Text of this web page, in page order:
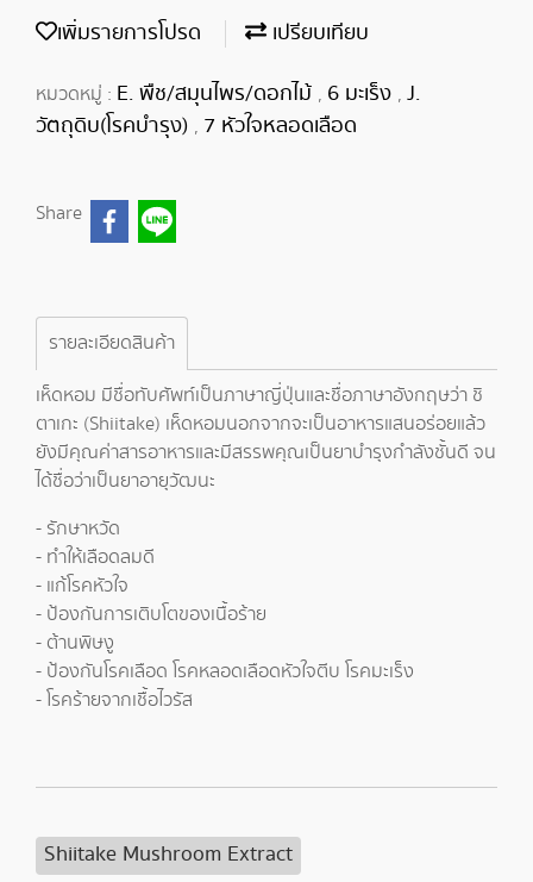
เพิ่มรายการโปรด เปรียบเทียบ
หมวดหมู่ : E. พืช/สมุนไพร/ดอกไม้ , 6 มะเร็ง , J.
วัตถุดิบ(โรคบำรุง) , 7 หัวใจหลอดเลือด
Share
รายละเอียดสินค้า
เห็ดหอม มีชื่อทับศัพท์เป็นภาษาญี่ปุ่นและชื่อภาษาอังกฤษว่า ชิ
ตาเกะ (Shiitake) เห็ดหอมนอกจากจะเป็นอาหารแสนอร่อยแล้ว
ยังมีคุณค่าสารอาหารและมีสรรพคุณเป็นยาบำรุงกำลังชั้นดี จน
ได้ชื่อว่าเป็นยาอายุวัฒนะ
- รักษาหวัด
- ทำให้เลือดลมดี
- แก้โรคหัวใจ
- ป้องกันการเติบโตของเนื้อร้าย
- ต้านพิษงู
- ป้องกันโรคเลือด โรคหลอดเลือดหัวใจตีบ โรคมะเร็ง
- โรคร้ายจากเชื้อไวรัส
Shiitake Mushroom Extract